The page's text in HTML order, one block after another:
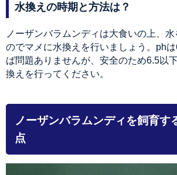
水換えの時期と方法は？
ノーザンバラムンディは大食いの上、
のでマメに水換えを行いましょう。ph
ば問題ありませんが、安全のため6.5以
換えを行ってください。
ノーザンバラムンディを飼育す
点